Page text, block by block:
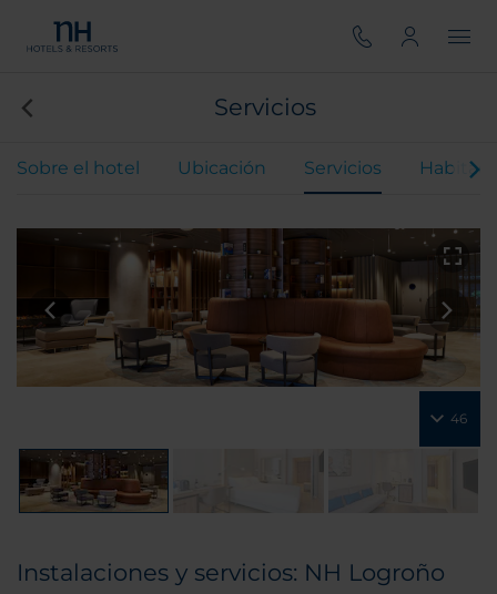
Servicios
Sobre el hotel Ubicación Servicios
46
Instalaciones y servicios: NH Logroño